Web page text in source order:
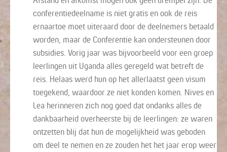
conferentiedeelname is niet gratis en ook de reis
ernaartoe moet uiteraard door de deelnemers betaald
worden, maar de Conferentie kan ondersteunen door
subsidies. Vorig jaar was bijvoorbeeld voor een groep
leerlingen uit Uganda alles geregeld wat betreft de
reis. Helaas werd hun op het allerlaatst geen visum
toegekend, waardoor ze niet konden komen. Nives en
Lea herinneren zich nog goed dat ondanks alles de
dankbaarheid overheerste bij de leerlingen: ze waren
ontzetten blij dat hun de mogelijkheid was geboden
om deel te nemen en ze zouden het het jaar erop weer